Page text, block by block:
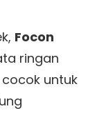
Focon
ringan
cocok untuk